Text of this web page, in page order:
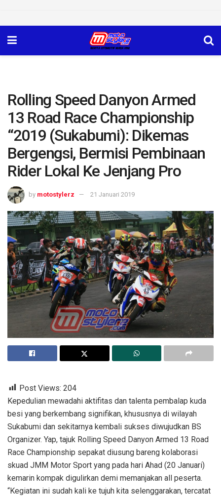
Rolling Speed Danyon Armed
13 Road Race Championship
“2019 (Sukabumi): Dikemas
Bergengsi, Bermisi Pembinaan
Rider Lokal Ke Jenjang Pro
by motostylerz 21 Januari 2019
Post Views: 204
Kepedulian mewadahi aktifitas dan talenta pembalap kuda
besi yang berkembang signifikan, khususnya di wilayah
Sukabumi dan sekitarnya kembali sukses diwujudkan BS
Organizer. Yap, tajuk Rolling Speed Danyon Armed 13 Road
Race Championship sepakat diusung bareng kolaborasi
skuad JMM Motor Sport yang pada hari Ahad (20 Januari)
kemarin kompak digulirkan demi memanjakan all peserta.
“Kegiatan ini sudah kali ke tujuh kita selenggarakan, tercatat